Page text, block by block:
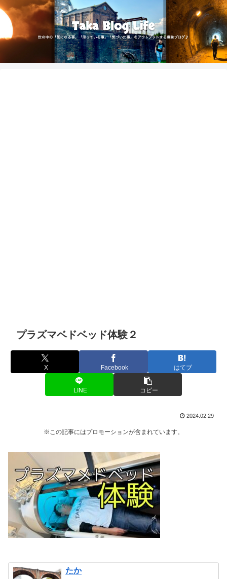
プラズマベドベッド体験２
X Facebook はてブ
LINE コピー
2024.02.29
※この記事にはプロモーションが含まれています。
たか